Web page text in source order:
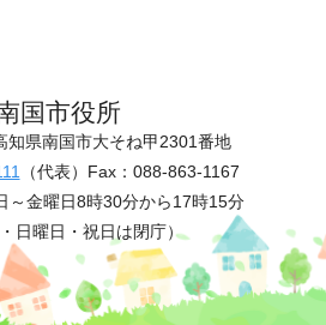
国市役所
知県南国市大そね甲2301番地
（代表） Fax：088-863-1167
～金曜日8時30分から17時15分
・日曜日・祝日は閉庁）